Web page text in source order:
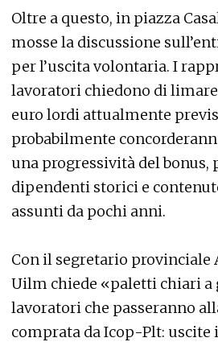
Oltre a questo, in piazza
mosse la discussione
per l’uscita volontaria. I
lavoratori chiedono di
euro lordi attualmente
probabilmente
una progressività del bonus,
dipendenti storici e
assunti da pochi anni.
Con il segretario provinciale
Uilm chiede «paletti chiari a
lavoratori che passeranno
comprata da Icop-Plt: uscite